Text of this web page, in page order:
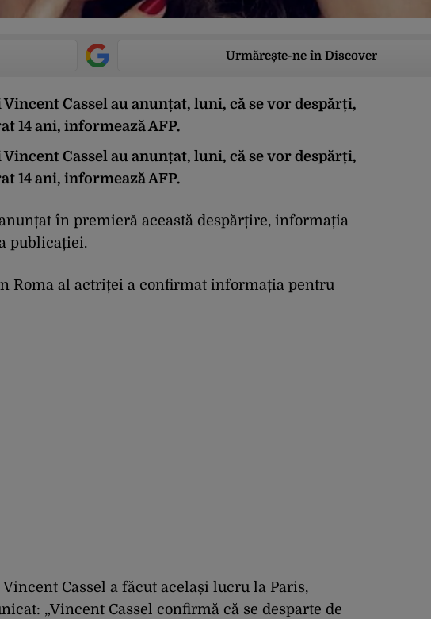
Urmărește-ne în Discover
Cassel au anunțat, luni, că se vor despărți,
14 ani, informează AFP.
Cassel au anunțat, luni, că se vor despărți,
14 ani, informează AFP.
în premieră această despărțire, informația
publicației.
Roma al actriței a confirmat informația pentru
Cassel a făcut același lucru la Paris,
„Vincent Cassel confirmă că se desparte de